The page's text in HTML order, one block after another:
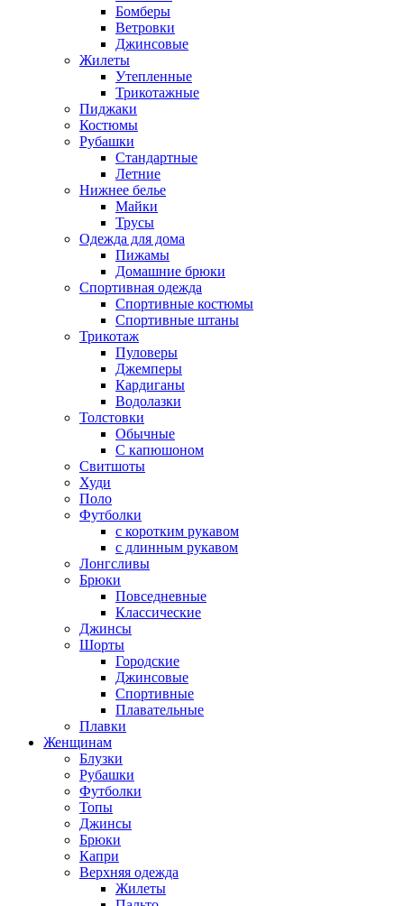
Бомберы
Ветровки
Джинсовые
Жилеты
Утепленные
Трикотажные
Пиджаки
Костюмы
Рубашки
Стандартные
Летние
Нижнее белье
Майки
Трусы
Одежда для дома
Пижамы
Домашние брюки
Спортивная одежда
Спортивные костюмы
Спортивные штаны
Трикотаж
Пуловеры
Джемперы
Кардиганы
Водолазки
Толстовки
Обычные
С капюшоном
Свитшоты
Худи
Поло
Футболки
с коротким рукавом
с длинным рукавом
Лонгсливы
Брюки
Повседневные
Классические
Джинсы
Шорты
Городские
Джинсовые
Спортивные
Плавательные
Плавки
Женщинам
Блузки
Рубашки
Футболки
Топы
Джинсы
Брюки
Капри
Верхняя одежда
Жилеты